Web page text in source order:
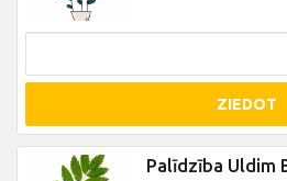
ZIEDOT
Palīdzība Uldim